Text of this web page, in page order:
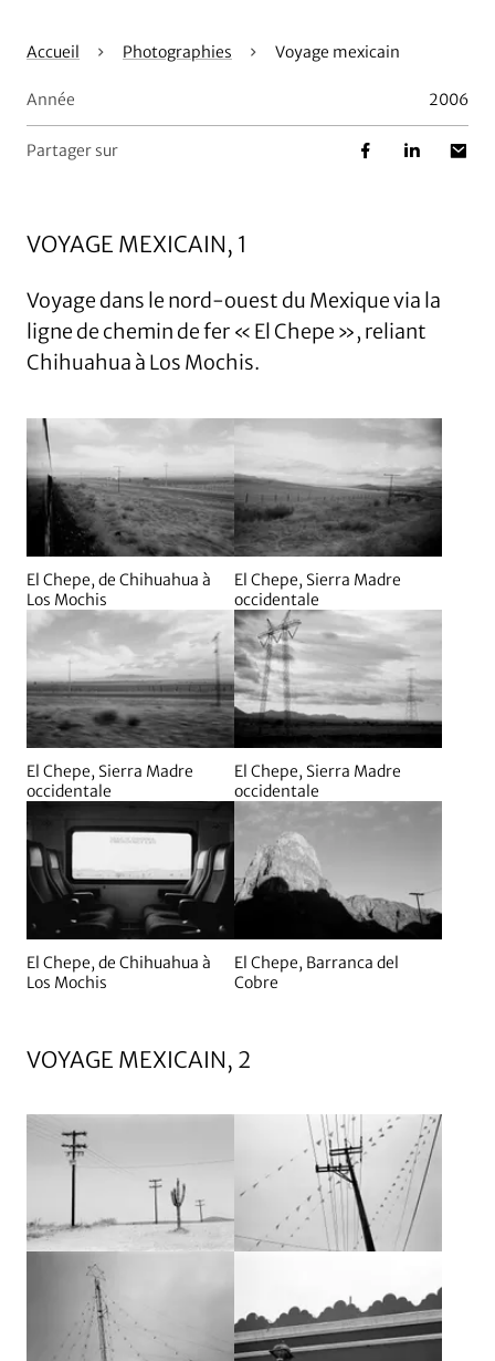
Accueil Photographies Voyage mexicain
Année 2006
Partager sur
VOYAGE MEXICAIN, 1
Voyage dans le nord-ouest du Mexique via la
ligne de chemin de fer « El Chepe », reliant
Chihuahua à Los Mochis.
Agrandir
El Chepe, de Chihuahua à
Los Mochis
Agrandir
El Chepe, Sierra Madre
occidentale
Agrandir
El Chepe, Sierra Madre
occidentale
Agrandir
El Chepe, Sierra Madre
occidentale
El Chepe, de Chihuahua à
Los Mochis
Agrandir
El Chepe, Barranca del
Cobre
VOYAGE MEXICAIN, 2
Agrandir Agrandir
Agrandir